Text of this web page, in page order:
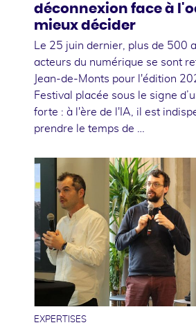
déconnexion face à
mieux décider
Le 25 juin dernier, plus de 500
acteurs du numérique se sont
Jean-de-Monts pour l'édition
Festival placée sous le signe
forte : à l'ère de l'IA, il est
prendre le temps de …
EXPERTISES